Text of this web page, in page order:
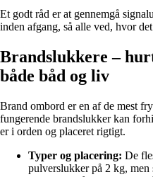
Et godt råd er at gennemgå
inden afgang, så alle ved, hvor
Brandslukkere –
både båd og liv
Brand ombord er en af de mest
fungerende brandslukker kan
er i orden og placeret rigtigt.
Typer og placering: De
pulverslukker på 2 kg,